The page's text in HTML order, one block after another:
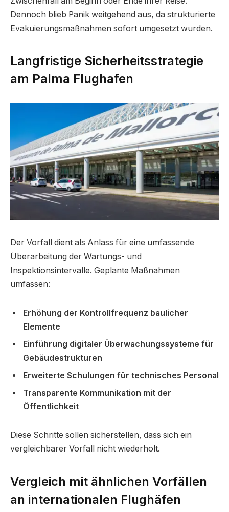
Dennoch blieb Panik weitgehend aus, da strukturierte
Evakuierungsmaßnahmen sofort umgesetzt wurden.
Langfristige Sicherheitsstrategie
am Palma Flughafen
Der Vorfall dient als Anlass für eine umfassende
Überarbeitung der Wartungs- und
Inspektionsintervalle. Geplante Maßnahmen
umfassen:
Erhöhung der Kontrollfrequenz baulicher
Elemente
Einführung digitaler Überwachungssysteme für
Gebäudestrukturen
Erweiterte Schulungen für technisches Personal
Transparente Kommunikation mit der
Öffentlichkeit
Diese Schritte sollen sicherstellen, dass sich ein
vergleichbarer Vorfall nicht wiederholt.
Vergleich mit ähnlichen Vorfällen
an internationalen Flughäfen